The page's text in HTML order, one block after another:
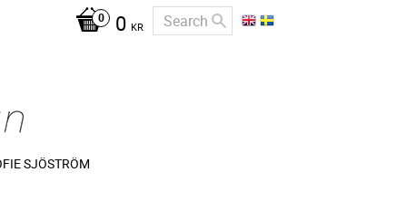
0 KR
SJÖSTRÖM